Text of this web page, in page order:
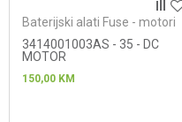
Baterijski alati Fuse - motori
3414001003AS - 35 - DC
MOTOR
150,00 KM